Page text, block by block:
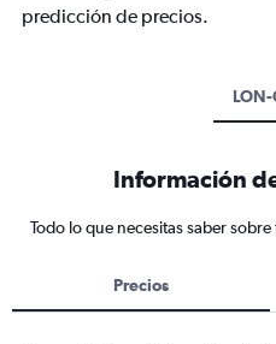
predicción de precios.
LON-
Información
Todo lo que necesitas saber
Precios